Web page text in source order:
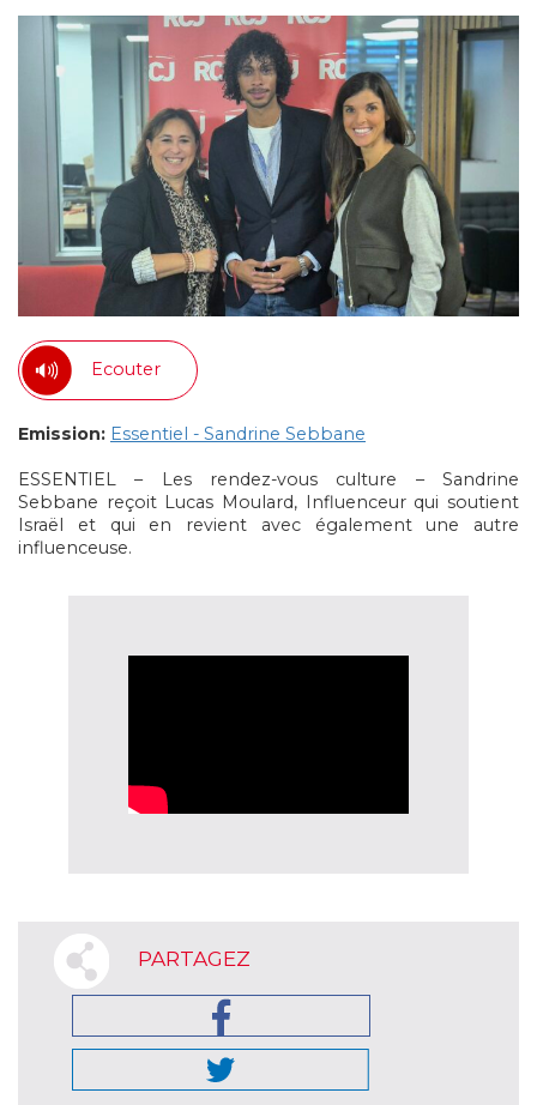
Ecouter
Emission: Essentiel - Sandrine Sebbane
ESSENTIEL – Les rendez-vous culture – Sandrine
Sebbane reçoit Lucas Moulard, Influenceur qui soutient
Israël et qui en revient avec également une autre
influenceuse.
PARTAGEZ